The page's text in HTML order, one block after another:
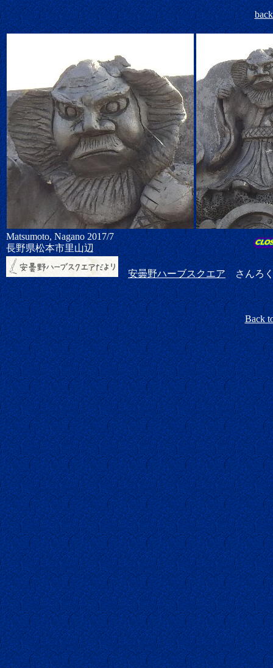
Matsumoto, Nagano 2017/7
長野県松本市里山辺
安曇野ハーブスクエアさんろ
Back